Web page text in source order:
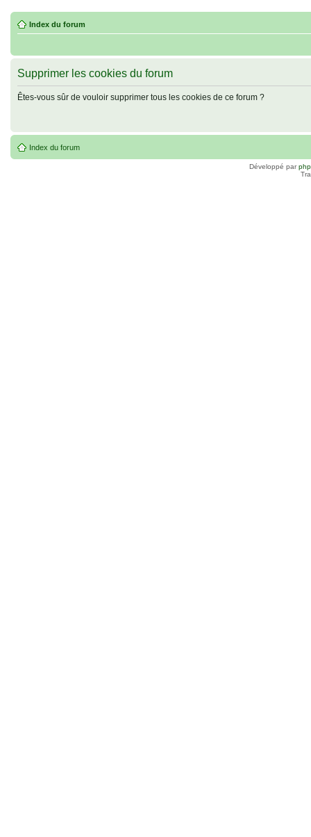
Index du forum
Supprimer les cookies du forum
Êtes-vous sûr de vouloir supprimer tous les cookies de ce forum ?
Index du forum
Développé par